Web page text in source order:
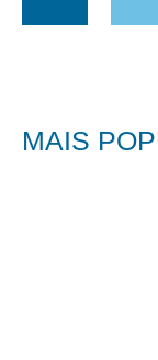
MAIS